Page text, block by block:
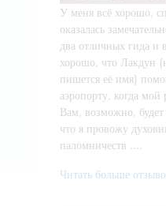
У меня всё хорошо,
оказалась
два отличных гида и
хорошо, что Лакдун
пишется её имя)
аэропорту, когда мой
Вам, возможно, будет
что я провожу
паломничеств ....
Читать больше